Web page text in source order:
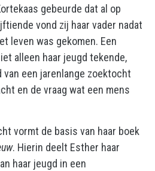
gebeurde dat al op
vond zij haar vader nadat
leven was gekomen. Een
alleen haar jeugd tekende,
van een jarenlange zoektocht
en de vraag wat een mens
vormt de basis van haar boek
. Hierin deelt Esther haar
haar jeugd in een